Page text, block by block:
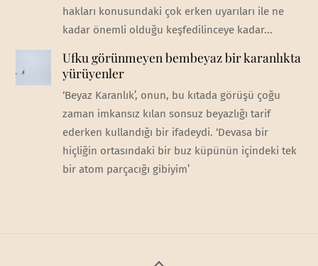
hakları konusundaki çok erken uyarıları ile ne
kadar önemli olduğu keşfedilinceye kadar...
Ufku görünmeyen bembeyaz bir karanlıkta
yürüyenler
‘Beyaz Karanlık’, onun, bu kıtada görüşü çoğu
zaman imkansız kılan sonsuz beyazlığı tarif
ederken kullandığı bir ifadeydi. ‘Devasa bir
hiçliğin ortasındaki bir buz küpünün içindeki tek
bir atom parçacığı gibiyim’